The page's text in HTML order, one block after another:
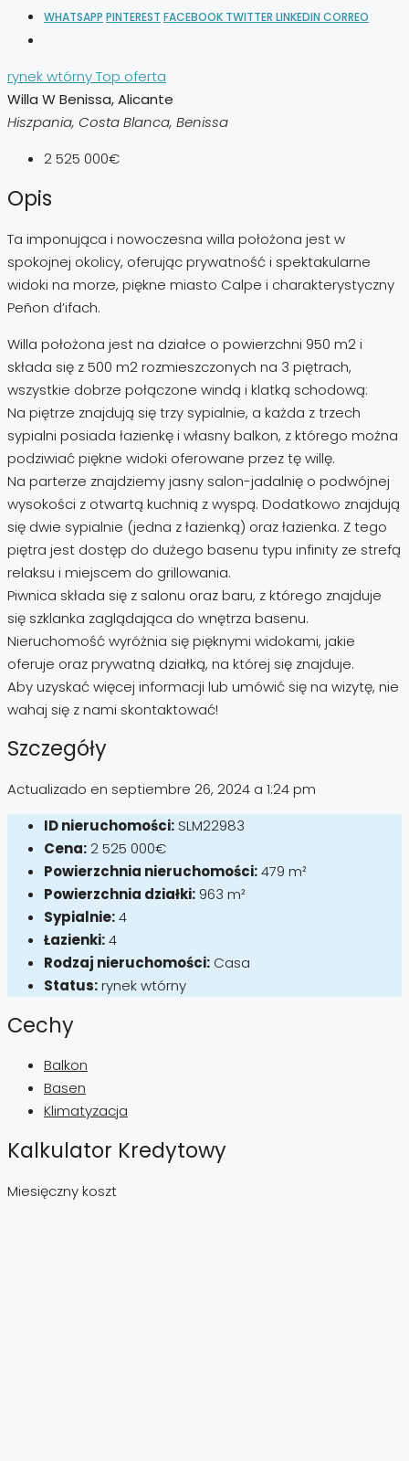
WHATSAPP PINTEREST FACEBOOK TWITTER LINKEDIN CORREO
rynek wtórnyTop oferta
Willa W Benissa, Alicante
Hiszpania, Costa Blanca, Benissa
2 525 000€
Opis
Ta imponująca i nowoczesna willa położona jest w
spokojnej okolicy, oferując prywatność i spektakularne
widoki na morze, piękne miasto Calpe i charakterystyczny
Peñon d’ifach.
Willa położona jest na działce o powierzchni 950 m2 i
składa się z 500 m2 rozmieszczonych na 3 piętrach,
wszystkie dobrze połączone windą i klatką schodową:
Na piętrze znajdują się trzy sypialnie, a każda z trzech
sypialni posiada łazienkę i własny balkon, z którego można
podziwiać piękne widoki oferowane przez tę willę.
Na parterze znajdziemy jasny salon-jadalnię o podwójnej
wysokości z otwartą kuchnią z wyspą. Dodatkowo znajdują
się dwie sypialnie (jedna z łazienką) oraz łazienka. Z tego
piętra jest dostęp do dużego basenu typu infinity ze strefą
relaksu i miejscem do grillowania.
Piwnica składa się z salonu oraz baru, z którego znajduje
się szklanka zaglądająca do wnętrza basenu.
Nieruchomość wyróżnia się pięknymi widokami, jakie
oferuje oraz prywatną działką, na której się znajduje.
Aby uzyskać więcej informacji lub umówić się na wizytę, nie
wahaj się z nami skontaktować!
Szczegóły
Actualizado en septiembre 26, 2024 a 1:24 pm
ID nieruchomości: SLM22983
Cena: 2 525 000€
Powierzchnia nieruchomości:479 m²
Powierzchnia działki: 963 m²
Sypialnie:4
Łazienki:4
Rodzaj nieruchomości: Casa
Status:rynek wtórny
Cechy
Balkon
Basen
Klimatyzacja
Kalkulator Kredytowy
Miesięczny koszt